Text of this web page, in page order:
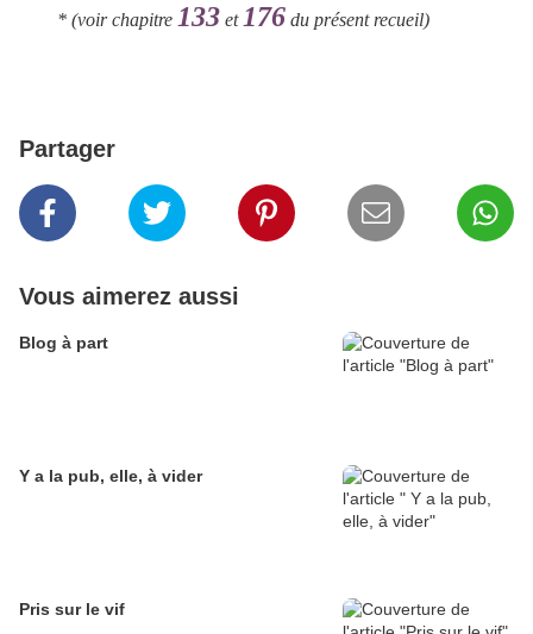
* (voir chapitre 133 et 176 du présent recueil)
Partager
Vous aimerez aussi
Blog à part
Y a la pub, elle, à vider
Pris sur le vif